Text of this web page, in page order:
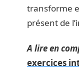
transforme
présent de
A lire en
exercices